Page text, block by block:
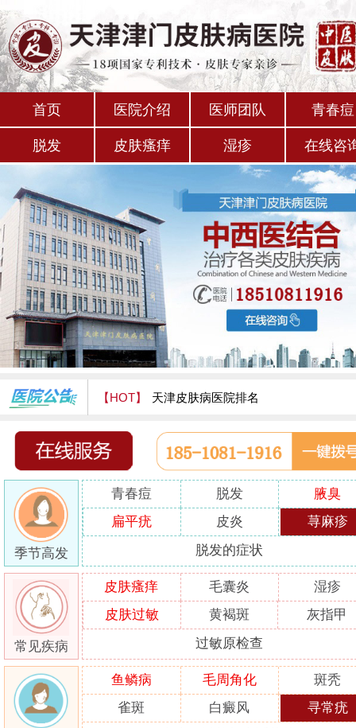
首页 医院介绍 医师团队 青春痘
脱发 皮肤瘙痒 湿疹 在线咨
【HOT】 天津皮肤病医院排名
天津津门皮肤病医院怎么样
季节高发
青春痘 脱发
腋臭
扁平疣
皮炎 荨麻疹
脱发的症状
常见疾病
皮肤瘙痒 毛囊炎
湿疹
皮肤过敏
黄褐斑 灰指甲
过敏原检查
鱼鳞病 毛周角化
斑秃
雀斑
白癜风 寻常疣